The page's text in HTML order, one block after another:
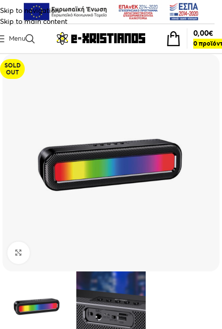
Skip to navigation
Skip to main content
Menu
0
0,00€
SOLD
OUT